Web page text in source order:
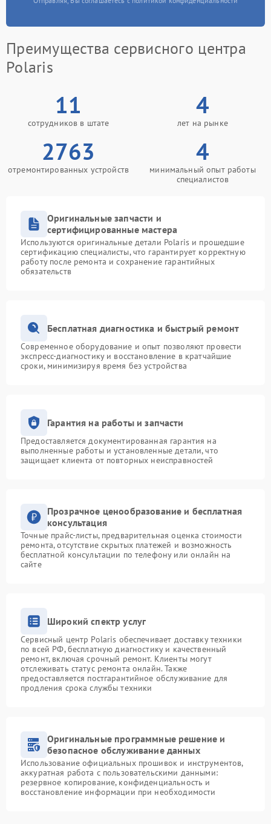
Преимущества сервисного центра
Polaris
11
сотрудников в штате
4
лет на рынке
2763
отремонтированных устройств
4
минимальный опыт работы
специалистов
Оригинальные запчасти и
сертифицированные мастера
Используются оригинальные детали Polaris и прошедшие
сертификацию специалисты, что гарантирует корректную
работу после ремонта и сохранение гарантийных
обязательств
Бесплатная диагностика и быстрый ремонт
Современное оборудование и опыт позволяют провести
экспресс-диагностику и восстановление в кратчайшие
сроки, минимизируя время без устройства
Гарантия на работы и запчасти
Предоставляется документированная гарантия на
выполненные работы и установленные детали, что
защищает клиента от повторных неисправностей
Прозрачное ценообразование и бесплатная
консультация
Точные прайс-листы, предварительная оценка стоимости
ремонта, отсутствие скрытых платежей и возможность
бесплатной консультации по телефону или онлайн на
сайте
Широкий спектр услуг
Сервисный центр Polaris обеспечивает доставку техники
по всей РФ, бесплатную диагностику и качественный
ремонт, включая срочный ремонт. Клиенты могут
отслеживать статус ремонта онлайн. Также
предоставляется постгарантийное обслуживание для
продления срока службы техники
Оригинальные программные решение и
безопасное обслуживание данных
Использование официальных прошивок и инструментов,
аккуратная работа с пользовательскими данными:
резервное копирование, конфиденциальность и
восстановление информации при необходимости